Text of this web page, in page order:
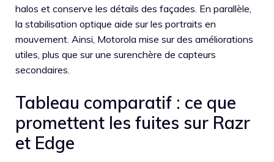
halos et conserve les détails des façades. En parallèle,
la stabilisation optique aide sur les portraits en
mouvement. Ainsi, Motorola mise sur des améliorations
utiles, plus que sur une surenchère de capteurs
secondaires.
Tableau comparatif : ce que
promettent les fuites sur Razr
et Edge